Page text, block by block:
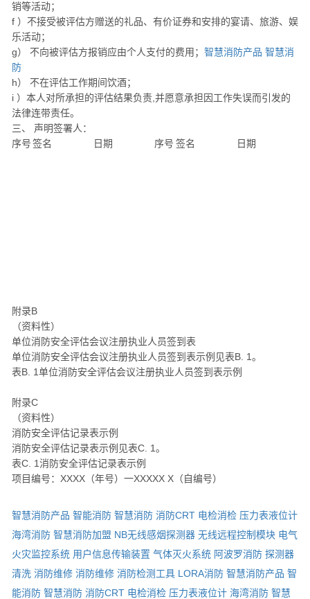
销等活动；
f ）不接受被评估方赠送的礼品、有价证券和安排的宴请、旅游、娱
乐活动；
g） 不向被评估方报销应由个人支付的费用； 智慧消防产品 智慧消
防
h） 不在评估工作期间饮酒；
i ）本人对所承担的评估结果负责,并愿意承担因工作失误而引发的
法律连带责任。
三、 声明签署人：
序号签名 日期 序号 签名 日期
附录B
（资料性）
单位消防安全评估会议注册执业人员签到表
单位消防安全评估会议注册执业人员签到表示例见表B. 1。
表B. 1单位消防安全评估会议注册执业人员签到表示例
附录C
（资料性）
消防安全评估记录表示例
消防安全评估记录表示例见表C. 1。
表C. 1消防安全评估记录表示例
项目编号：XXXX（年号）一XXXXX X（自编号）
智慧消防产品 智能消防 智慧消防 消防CRT 电检消检 压力表液位计
海湾消防 智慧消防加盟 NB无线感烟探测器 无线远程控制模块 电气
火灾监控系统 用户信息传输装置 气体灭火系统 阿波罗消防 探测器
清洗 消防维修 消防维修 消防检测工具 LORA消防 智慧消防产品 智
能消防 智慧消防 消防CRT 电检消检 压力表液位计 海湾消防 智慧